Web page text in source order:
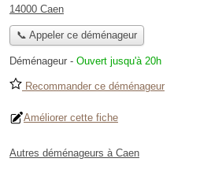
14000 Caen
📞 Appeler ce déménageur
Déménageur - Ouvert jusqu'à 20h
Recommander ce déménageur
Améliorer cette fiche
Autres déménageurs à Caen